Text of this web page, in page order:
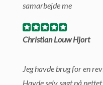
samarbejde me
Christian Louw Hjort
Jeg havde brug for en
Havde selv søgt på